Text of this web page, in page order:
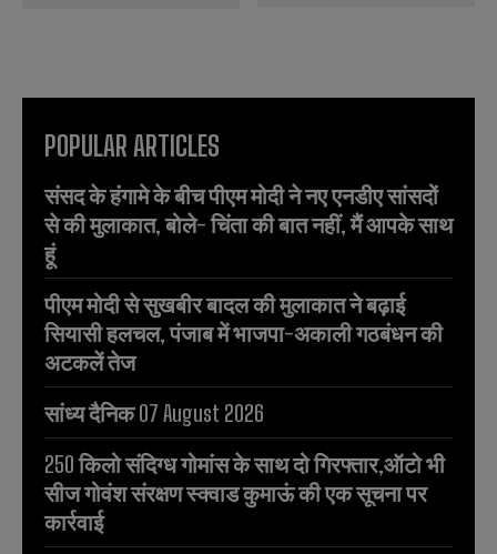
POPULAR ARTICLES
संसद के हंगामे के बीच पीएम मोदी ने नए एनडीए सांसदों
से की मुलाकात, बोले- चिंता की बात नहीं, मैं आपके साथ
हूं
पीएम मोदी से सुखबीर बादल की मुलाकात ने बढ़ाई
सियासी हलचल, पंजाब में भाजपा-अकाली गठबंधन की
अटकलें तेज
सांध्य दैनिक 07 August 2026
250 किलो संदिग्ध गोमांस के साथ दो गिरफ्तार,ऑटो भी
सीज गोवंश संरक्षण स्क्वाड कुमाऊं की एक सूचना पर
कार्रवाई